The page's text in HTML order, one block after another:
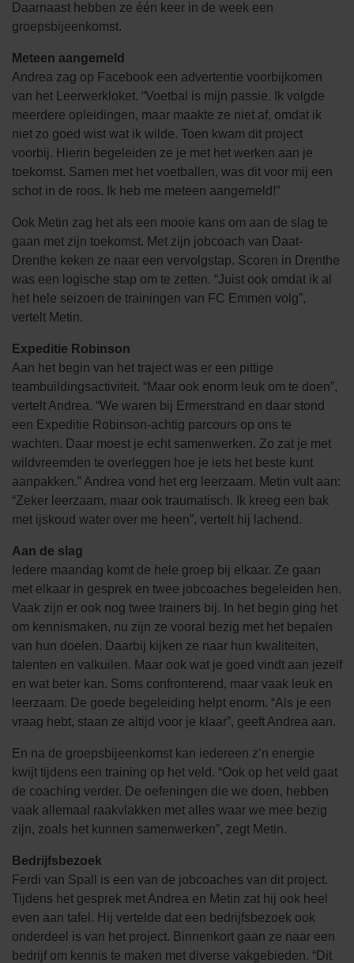
Daarnaast hebben ze één keer in de week een
groepsbijeenkomst.
Meteen aangemeld
Andrea zag op Facebook een advertentie voorbijkomen
van het Leerwerkloket. “Voetbal is mijn passie. Ik volgde
meerdere opleidingen, maar maakte ze niet af, omdat ik
niet zo goed wist wat ik wilde. Toen kwam dit project
voorbij. Hierin begeleiden ze je met het werken aan je
toekomst. Samen met het voetballen, was dit voor mij een
schot in de roos. Ik heb me meteen aangemeld!”
Ook Metin zag het als een mooie kans om aan de slag te
gaan met zijn toekomst. Met zijn jobcoach van Daat-
Drenthe keken ze naar een vervolgstap. Scoren in Drenthe
was een logische stap om te zetten. “Juist ook omdat ik al
het hele seizoen de trainingen van FC Emmen volg”,
vertelt Metin.
Expeditie Robinson
Aan het begin van het traject was er een pittige
teambuildingsactiviteit. “Maar ook enorm leuk om te doen”,
vertelt Andrea. “We waren bij Ermerstrand en daar stond
een Expeditie Robinson-achtig parcours op ons te
wachten. Daar moest je echt samenwerken. Zo zat je met
wildvreemden te overleggen hoe je iets het beste kunt
aanpakken.” Andrea vond het erg leerzaam. Metin vult aan:
“Zeker leerzaam, maar ook traumatisch. Ik kreeg een bak
met ijskoud water over me heen”, vertelt hij lachend.
Aan de slag
Iedere maandag komt de hele groep bij elkaar. Ze gaan
met elkaar in gesprek en twee jobcoaches begeleiden hen.
Vaak zijn er ook nog twee trainers bij. In het begin ging het
om kennismaken, nu zijn ze vooral bezig met het bepalen
van hun doelen. Daarbij kijken ze naar hun kwaliteiten,
talenten en valkuilen. Maar ook wat je goed vindt aan jezelf
en wat beter kan. Soms confronterend, maar vaak leuk en
leerzaam. De goede begeleiding helpt enorm. “Als je een
vraag hebt, staan ze altijd voor je klaar”, geeft Andrea aan.
En na de groepsbijeenkomst kan iedereen z’n energie
kwijt tijdens een training op het veld. “Ook op het veld gaat
de coaching verder. De oefeningen die we doen, hebben
vaak allemaal raakvlakken met alles waar we mee bezig
zijn, zoals het kunnen samenwerken”, zegt Metin.
Bedrijfsbezoek
Ferdi van Spall is een van de jobcoaches van dit project.
Tijdens het gesprek met Andrea en Metin zat hij ook heel
even aan tafel. Hij vertelde dat een bedrijfsbezoek ook
onderdeel is van het project. Binnenkort gaan ze naar een
bedrijf om kennis te maken met diverse vakgebieden. “Dit